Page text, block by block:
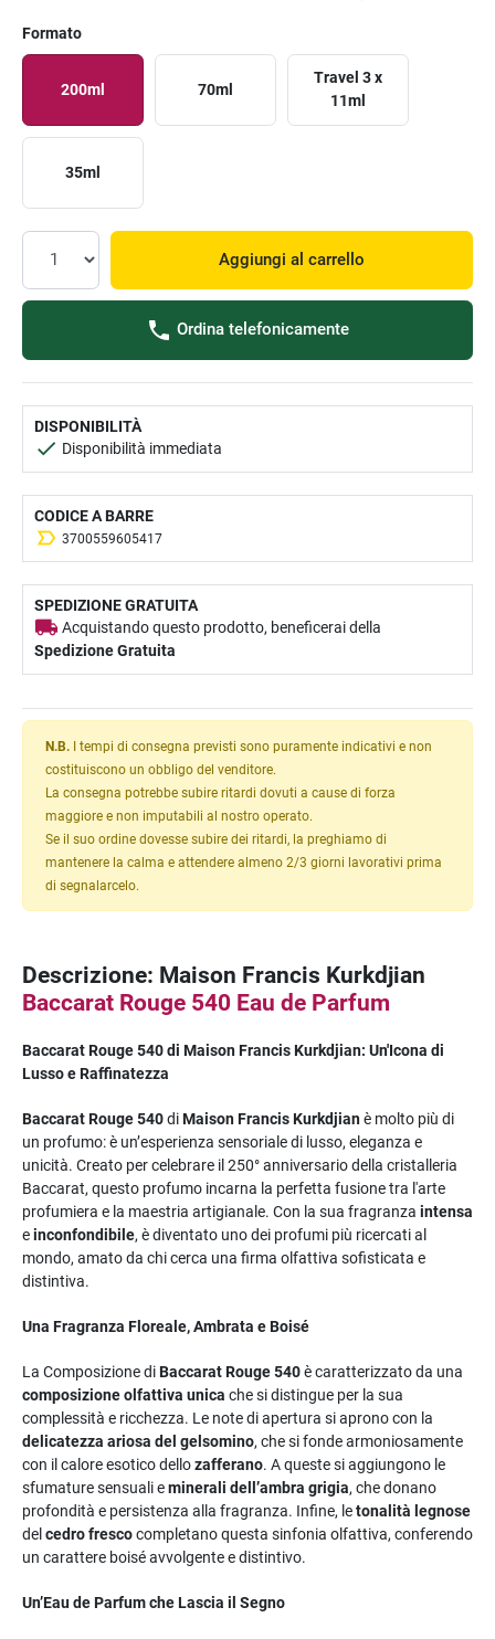
Formato
200ml 70ml
Travel 3 x
11ml
35ml
Aggiungi al carrello
Ordina telefonicamente
DISPONIBILITÀ
Disponibilità immediata
CODICE A BARRE
3700559605417
SPEDIZIONE GRATUITA
Acquistando questo prodotto, beneficerai della
Spedizione Gratuita
N.B. I tempi di consegna previsti sono puramente indicativi e non
costituiscono un obbligo del venditore.
La consegna potrebbe subire ritardi dovuti a cause di forza
maggiore e non imputabili al nostro operato.
Se il suo ordine dovesse subire dei ritardi, la preghiamo di
mantenere la calma e attendere almeno 2/3 giorni lavorativi prima
di segnalarcelo.
Descrizione: Maison Francis Kurkdjian
Baccarat Rouge 540 Eau de Parfum
Baccarat Rouge 540 di Maison Francis Kurkdjian: Un'Icona di
Lusso e Raffinatezza
Baccarat Rouge 540diMaison Francis Kurkdjianè molto più di
un profumo: è un’esperienza sensoriale di lusso, eleganza e
unicità. Creato per celebrare il 250° anniversario della cristalleria
Baccarat, questo profumo incarna la perfetta fusione tra l'arte
profumiera e la maestria artigianale. Con la sua fragranza intensa
einconfondibile, è diventato uno dei profumi più ricercati al
mondo, amato da chi cerca una firma olfattiva sofisticata e
distintiva.
Una Fragranza Floreale, Ambrata e Boisé
La Composizione diBaccarat Rouge 540è caratterizzato da una
composizione olfattiva unica che si distingue per la sua
complessità e ricchezza. Le note di apertura si aprono con la
delicatezza ariosa del gelsomino, che si fonde armoniosamente
con il calore esotico dellozafferano. A queste si aggiungono le
sfumature sensuali eminerali dell’ambra grigia, che donano
profondità e persistenza alla fragranza. Infine, letonalità legnose
delcedro frescocompletano questa sinfonia olfattiva, conferendo
un carattere boisé avvolgente e distintivo.
Un’Eau de Parfum che Lascia il Segno